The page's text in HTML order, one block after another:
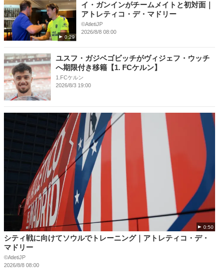
0:29
イ・ガンインがチームメイトと初対面｜
アトレティコ・デ・マドリー
©️AtletiJP
2026/8/8 08:00
ユスフ・ガジベゴビッチがヴィジェフ・ウッチ
へ期限付き移籍【1. FCケルン】
1.FCケルン
2026/8/3 19:00
0:50
シティ戦に向けてソウルでトレーニング｜アトレティコ・デ・
マドリー
©️AtletiJP
2026/8/8 08:00